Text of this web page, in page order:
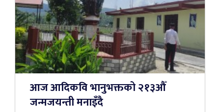
आज आदिकवि भानुभक्तको २१३औँ
जन्मजयन्ती मनाइँदै